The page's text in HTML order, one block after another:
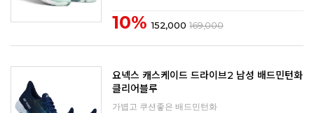
10% 152,000 169,000
요넥스 캐스케이드 드라이브2 남성 배드민턴화
클리어블루
가볍고 쿠션좋은 배드민턴화